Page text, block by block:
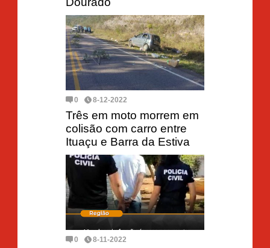
0 8-12-2022
Três em moto morrem em
colisão com carro entre
Ituaçu e Barra da Estiva
0 8-11-2022